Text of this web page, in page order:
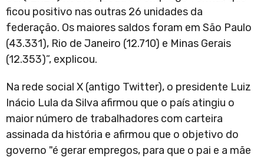
ficou positivo nas outras 26 unidades da
federação. Os maiores saldos foram em São Paulo
(43.331), Rio de Janeiro (12.710) e Minas Gerais
(12.353)”, explicou.
Na rede social X (antigo Twitter), o presidente Luiz
Inácio Lula da Silva afirmou que o país atingiu o
maior número de trabalhadores com carteira
assinada da história e afirmou que o objetivo do
governo "é gerar empregos, para que o pai e a mãe